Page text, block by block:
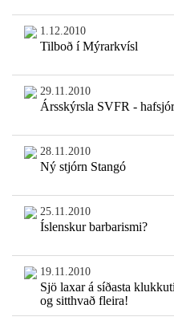
1.12.2010
Tilboð í Mýrarkvísl
29.11.2010
Ársskýrsla SVFR -
28.11.2010
Ný stjórn Stangó
25.11.2010
Íslenskur barbarismi?
19.11.2010
Sjö laxar á síðasta
og sitthvað fleira!